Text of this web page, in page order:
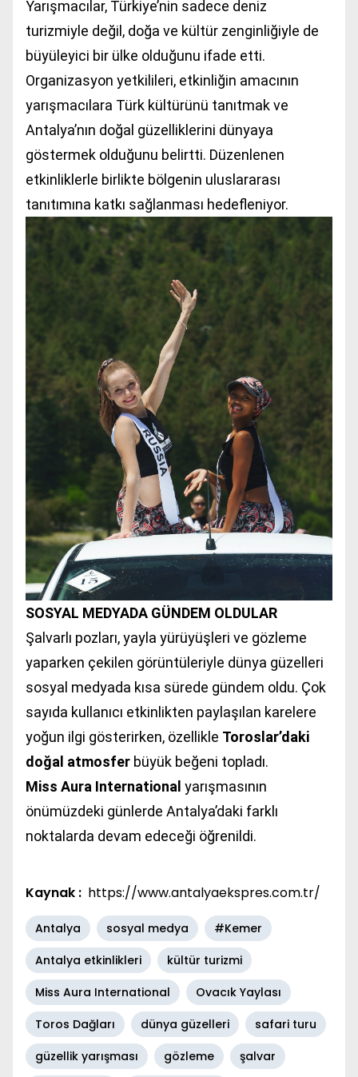
Yarışmacılar, Türkiye’nin sadece deniz
turizmiyle değil, doğa ve kültür zenginliğiyle de
büyüleyici bir ülke olduğunu ifade etti.
Organizasyon yetkilileri, etkinliğin amacının
yarışmacılara Türk kültürünü tanıtmak ve
Antalya’nın doğal güzelliklerini dünyaya
göstermek olduğunu belirtti. Düzenlenen
etkinliklerle birlikte bölgenin uluslararası
tanıtımına katkı sağlanması hedefleniyor.
SOSYAL MEDYADA GÜNDEM OLDULAR
Şalvarlı pozları, yayla yürüyüşleri ve gözleme
yaparken çekilen görüntüleriyle dünya güzelleri
sosyal medyada kısa sürede gündem oldu. Çok
sayıda kullanıcı etkinlikten paylaşılan karelere
yoğun ilgi gösterirken, özellikle Toroslar’daki
doğal atmosfer büyük beğeni topladı.
Miss Aura International yarışmasının
önümüzdeki günlerde Antalya’daki farklı
noktalarda devam edeceği öğrenildi.
Kaynak : https://www.antalyaekspres.com.tr/
Antalya sosyal medya
#Kemer
Antalya etkinlikleri
kültür turizmi
Miss Aura International
Ovacık Yaylası
Toros Dağları
dünya güzelleri
safari turu
güzellik yarışması
gözleme
şalvar